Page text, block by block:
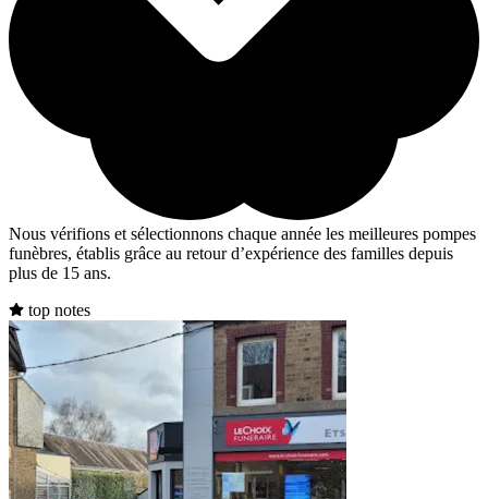
Nous vérifions et sélectionnons chaque année les meilleures pompes
funèbres, établis grâce au retour d’expérience des familles depuis
plus de 15 ans.
top notes